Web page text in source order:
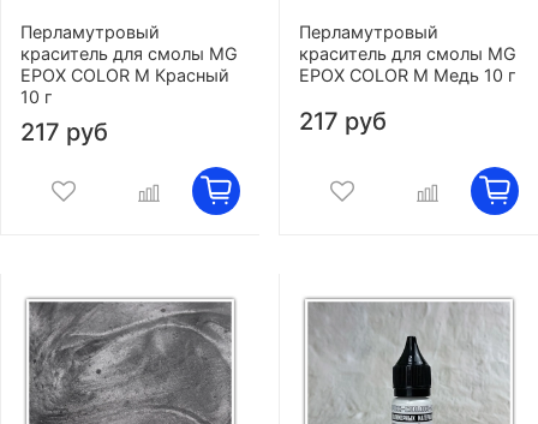
Перламутровый
краситель для смолы MG
EPOX COLOR M Красный
10 г
217 руб
Перламутровый
краситель для смолы MG
EPOX COLOR M Медь 10 г
217 руб